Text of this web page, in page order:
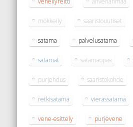
mökkeily saaristouutiset
satama palvelusatama
satamat satamaopas
purjehdus saaristokohde
retkisatama vierassatama
vene-esittely purjevene